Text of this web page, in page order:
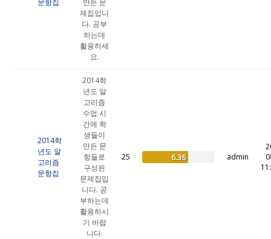
문항집
만든 문
제집입니
다. 공부
하는데
활용하세
요.
2014학
년도 알
고리즘
문항집
2014학
년도 알
고리즘
수업 시
간에 학
생들이
만든 문
항들로
구성된
문제집입
니다. 공
부하는데
활용하시
기 바랍
니다.
25 6.36 admin